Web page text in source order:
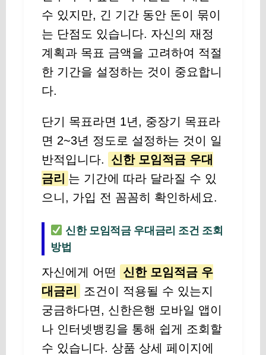
수 있지만, 긴 기간 동안 돈이 묶이
는 단점도 있습니다. 자신의 재정
계획과 목표 금액을 고려하여 적절
한 기간을 설정하는 것이 중요합니
다.
단기 목표라면 1년, 중장기 목표라
면 2~3년 정도로 설정하는 것이 일
반적입니다.
신한 모임적금 우대
금리 는 기간에 따라 달라질 수 있
으니, 가입 전 꼼꼼히 확인하세요.
신한 모임적금 우대금리 조건 조회
방법
자신에게 어떤
신한 모임적금 우
대금리
조건이 적용될 수 있는지
궁금하다면, 신한은행 모바일 앱이
나 인터넷뱅킹을 통해 쉽게 조회할
수 있습니다. 상품 상세 페이지에